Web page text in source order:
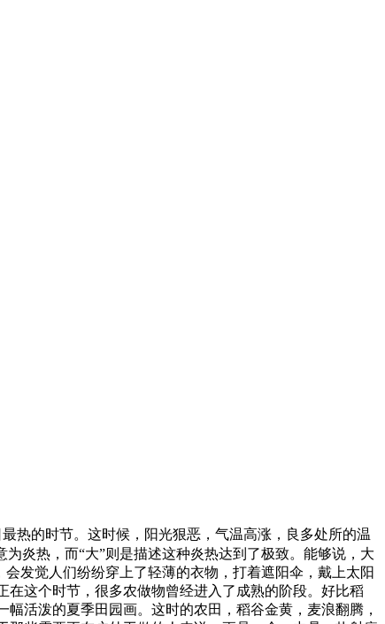
的时节。这时候，阳光狠恶，气温高涨，良多处所的温
炎热，而“大”则是描述这种炎热达到了极致。能够说，大
发觉人们纷纷穿上了轻薄的衣物，打着遮阳伞，戴上太阳
这个时节，很多农做物曾经进入了成熟的阶段。好比稻
活泼的夏季田园画。这时的农田，稻谷金黄，麦浪翻腾，